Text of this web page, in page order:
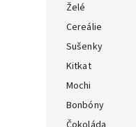
Želé
Cereálie
Sušenky
Kitkat
Mochi
Bonbóny